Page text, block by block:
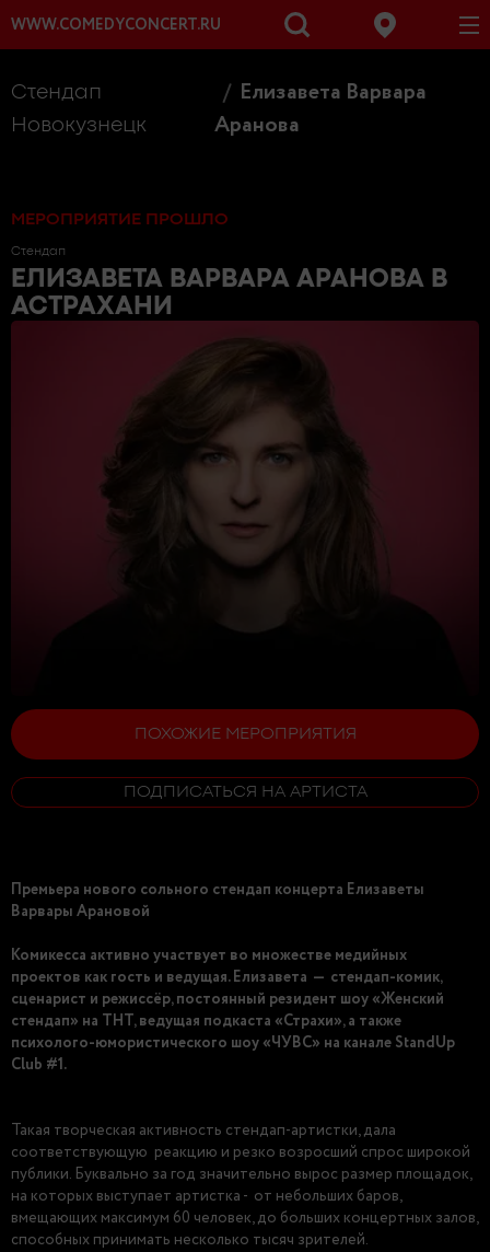
WWW.COMEDYCONCERT.RU
Стендап
Новокузнецк
Елизавета Варвара
Аранова
МЕРОПРИЯТИЕ ПРОШЛО
Стендап
ЕЛИЗАВЕТА ВАРВАРА АРАНОВА В
АСТРАХАНИ
ПОХОЖИЕ МЕРОПРИЯТИЯ
ПОДПИСАТЬСЯ НА АРТИСТА
Премьера нового сольного стендап концерта Елизаветы
Варвары Арановой
Комикесса активно участвует во множестве медийных
проектов как гость и ведущая. Елизавета — стендап-комик,
сценарист и режиссёр, постоянный резидент шоу «Женский
стендап» на ТНТ, ведущая подкаста «Страхи», а также
психолого-юмористического шоу «ЧУВС» на канале StandUp
Club #1.
Такая творческая активность стендап-артистки, дала
соответствующую реакцию и резко возросший спрос широкой
публики. Буквально за год значительно вырос размер площадок,
на которых выступает артистка - от небольших баров,
вмещающих максимум 60 человек, до больших концертных залов,
способных принимать несколько тысяч зрителей.